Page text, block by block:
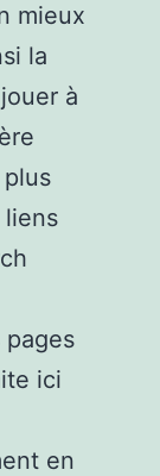
mieux
la
à
plus
liens
pages
ici
en